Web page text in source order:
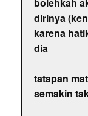
dirinya
karena
dia
tatapan
semakin